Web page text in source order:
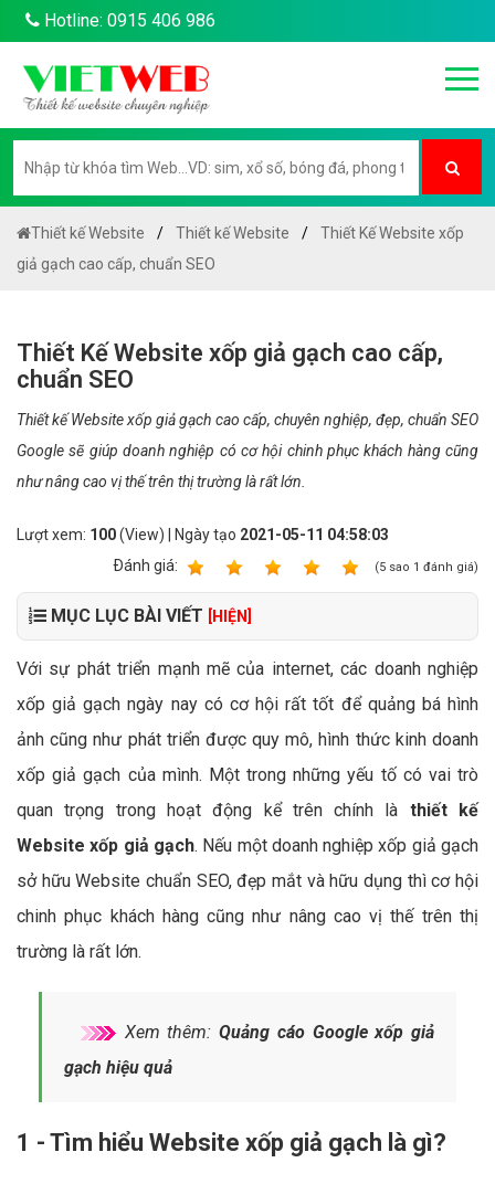
Hotline: 0915 406 986
Thiết kế Website Thiết kế Website
Thiết Kế Website xốp
giả gạch cao cấp, chuẩn SEO
Thiết Kế Website xốp giả gạch cao cấp,
chuẩn SEO
Thiết kế Website xốp giả gạch cao cấp, chuyên nghiệp, đẹp, chuẩn SEO
Google sẽ giúp doanh nghiệp có cơ hội chinh phục khách hàng cũng
như nâng cao vị thế trên thị trường là rất lớn.
Lượt xem: 100(View) | Ngày tạo 2021-05-11 04:58:03
Ðánh giá:
(5 sao 1 đánh giá)
MỤC LỤC BÀI VIẾT [HIỆN]
Với sự phát triển mạnh mẽ của internet, các doanh nghiệp
xốp giả gạch ngày nay có cơ hội rất tốt để quảng bá hình
ảnh cũng như phát triển được quy mô, hình thức kinh doanh
xốp giả gạch của mình. Một trong những yếu tố có vai trò
quan trọng trong hoạt động kể trên chính là thiết kế
Website xốp giả gạch. Nếu một doanh nghiệp xốp giả gạch
sở hữu Website chuẩn SEO, đẹp mắt và hữu dụng thì cơ hội
chinh phục khách hàng cũng như nâng cao vị thế trên thị
trường là rất lớn.
Xem thêm:Quảng cáo Google xốp giả
gạch hiệu quả
1 - Tìm hiểu Website xốp giả gạch là gì?